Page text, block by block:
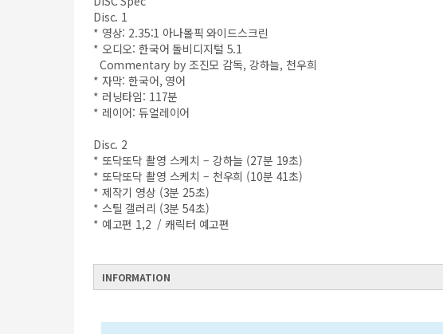
Disc. 1
* 영상: 2.35:1 아나몰픽 와이드스크린
* 오디오: 한국어 돌비디지털 5.1
Commentary by 조진모 감독, 강하늘, 천우희
* 자막: 한국어, 영어
* 러닝타임: 117분
* 레이어: 듀얼레이어
Disc. 2
* 또닥또닥 촬영 스케치 – 강하늘 (27분 19초)
* 또닥또닥 촬영 스케치 – 천우희 (10분 41초)
* 제작기 영상 (3분 25초)
* 스틸 갤러리 (3분 54초)
* 예고편 1,2 / 캐릭터 예고편
INFORMATION